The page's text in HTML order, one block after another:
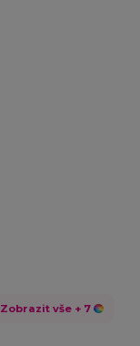
Zobrazit vše + 7